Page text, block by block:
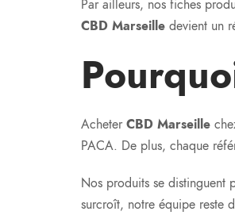
Par ailleurs, nos fiches
CBD Marseille devient un
AcheterCBD Marseille
PACA. De plus, chaque
Nos produits se distinguent
surcroît, notre équipe reste